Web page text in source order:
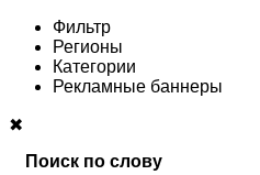
Фильтр
Регионы
Категории
Рекламные баннеры
✖
Поиск по слову